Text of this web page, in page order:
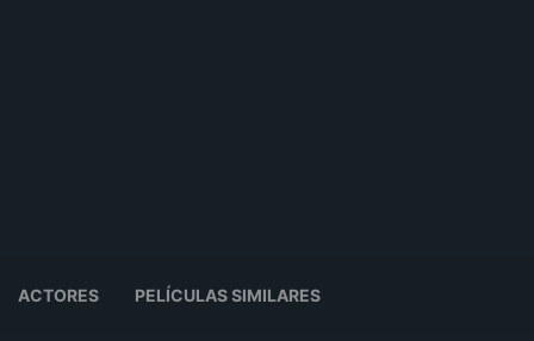
ACTORES PELÍCULAS SIMILARES